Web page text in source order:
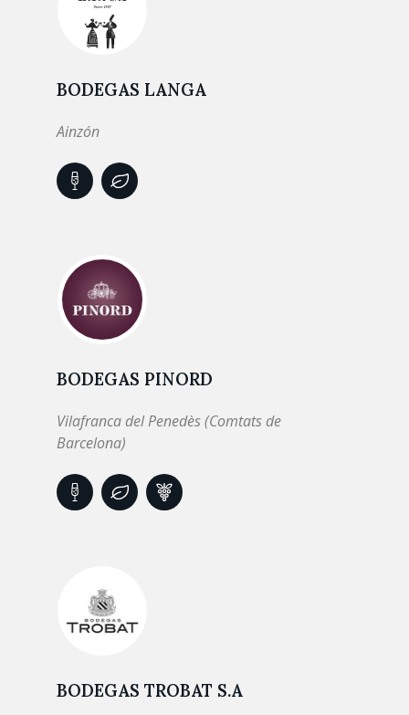
BODEGAS LANGA
Ainzón
BODEGAS PINORD
Vilafranca del Penedès (Comtats de
Barcelona)
BODEGAS TROBAT S.A